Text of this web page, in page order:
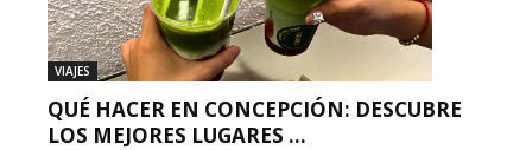
VIAJES
QUÉ HACER EN CONCEPCIÓN: DESCUBRE
LOS MEJORES LUGARES ...